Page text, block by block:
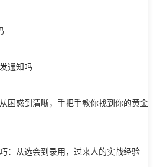
通知吗
困惑到清晰，手把手教你找到你的黄金
：从选会到录用，过来人的实战经验